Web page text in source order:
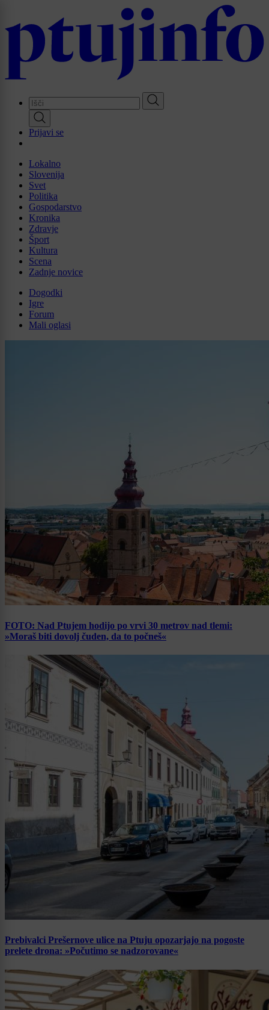
main
Prijavi se
Lokalno
Slovenija
Svet
Politika
Gospodarstvo
Kronika
Zdravje
Šport
Kultura
Scena
Zadnje novice
Dogodki
Igre
Forum
Mali oglasi
FOTO: Nad Ptujem hodijo po vrvi 30 metrov nad tlemi:
»Moraš biti dovolj čuden, da to počneš«
Prebivalci Prešernove ulice na Ptuju opozarjajo na pogoste
prelete drona: »Počutimo se nadzorovane«